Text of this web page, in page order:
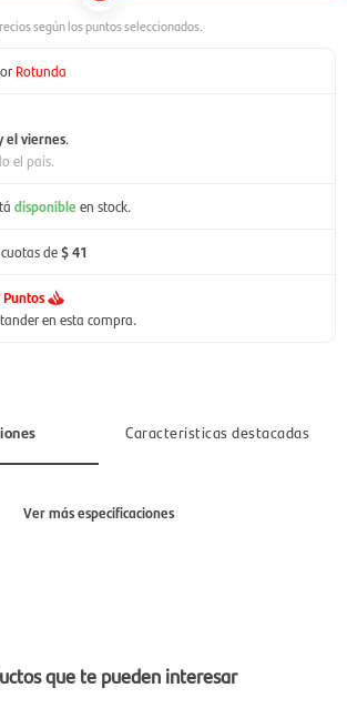
Rotunda
el viernes.
el país.
disponible en stock.
cuotas de$ 41
en esta compra.
Características destacadas
Ver más especificaciones
que te pueden interesar